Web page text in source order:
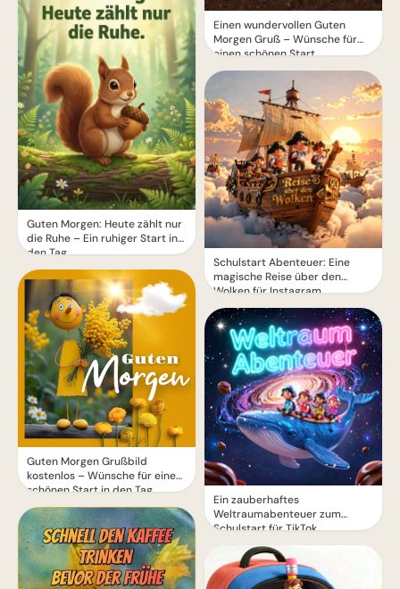
Guten Morgen: Heute zählt nur
die Ruhe – Ein ruhiger Start in
den Tag
Guten Morgen Grußbild
kostenlos – Wünsche für einen
schönen Start in den Tag
Einen wundervollen Guten
Morgen Gruß – Wünsche für
einen schönen Start
Schulstart Abenteuer: Eine
magische Reise über den
Wolken für Instagram
Ein zauberhaftes
Weltraumabenteuer zum
Schulstart für TikTok